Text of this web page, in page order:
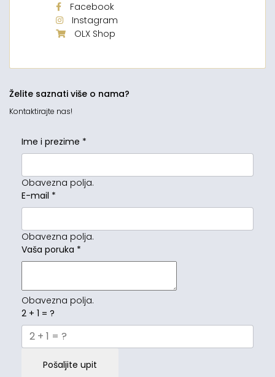
Facebook
Instagram
OLX Shop
Želite saznati više o nama?
Kontaktirajte nas!
Ime i prezime *
Obavezna polja.
E-mail *
Obavezna polja.
Vaša poruka *
Obavezna polja.
2 + 1 = ?
Pošaljite upit